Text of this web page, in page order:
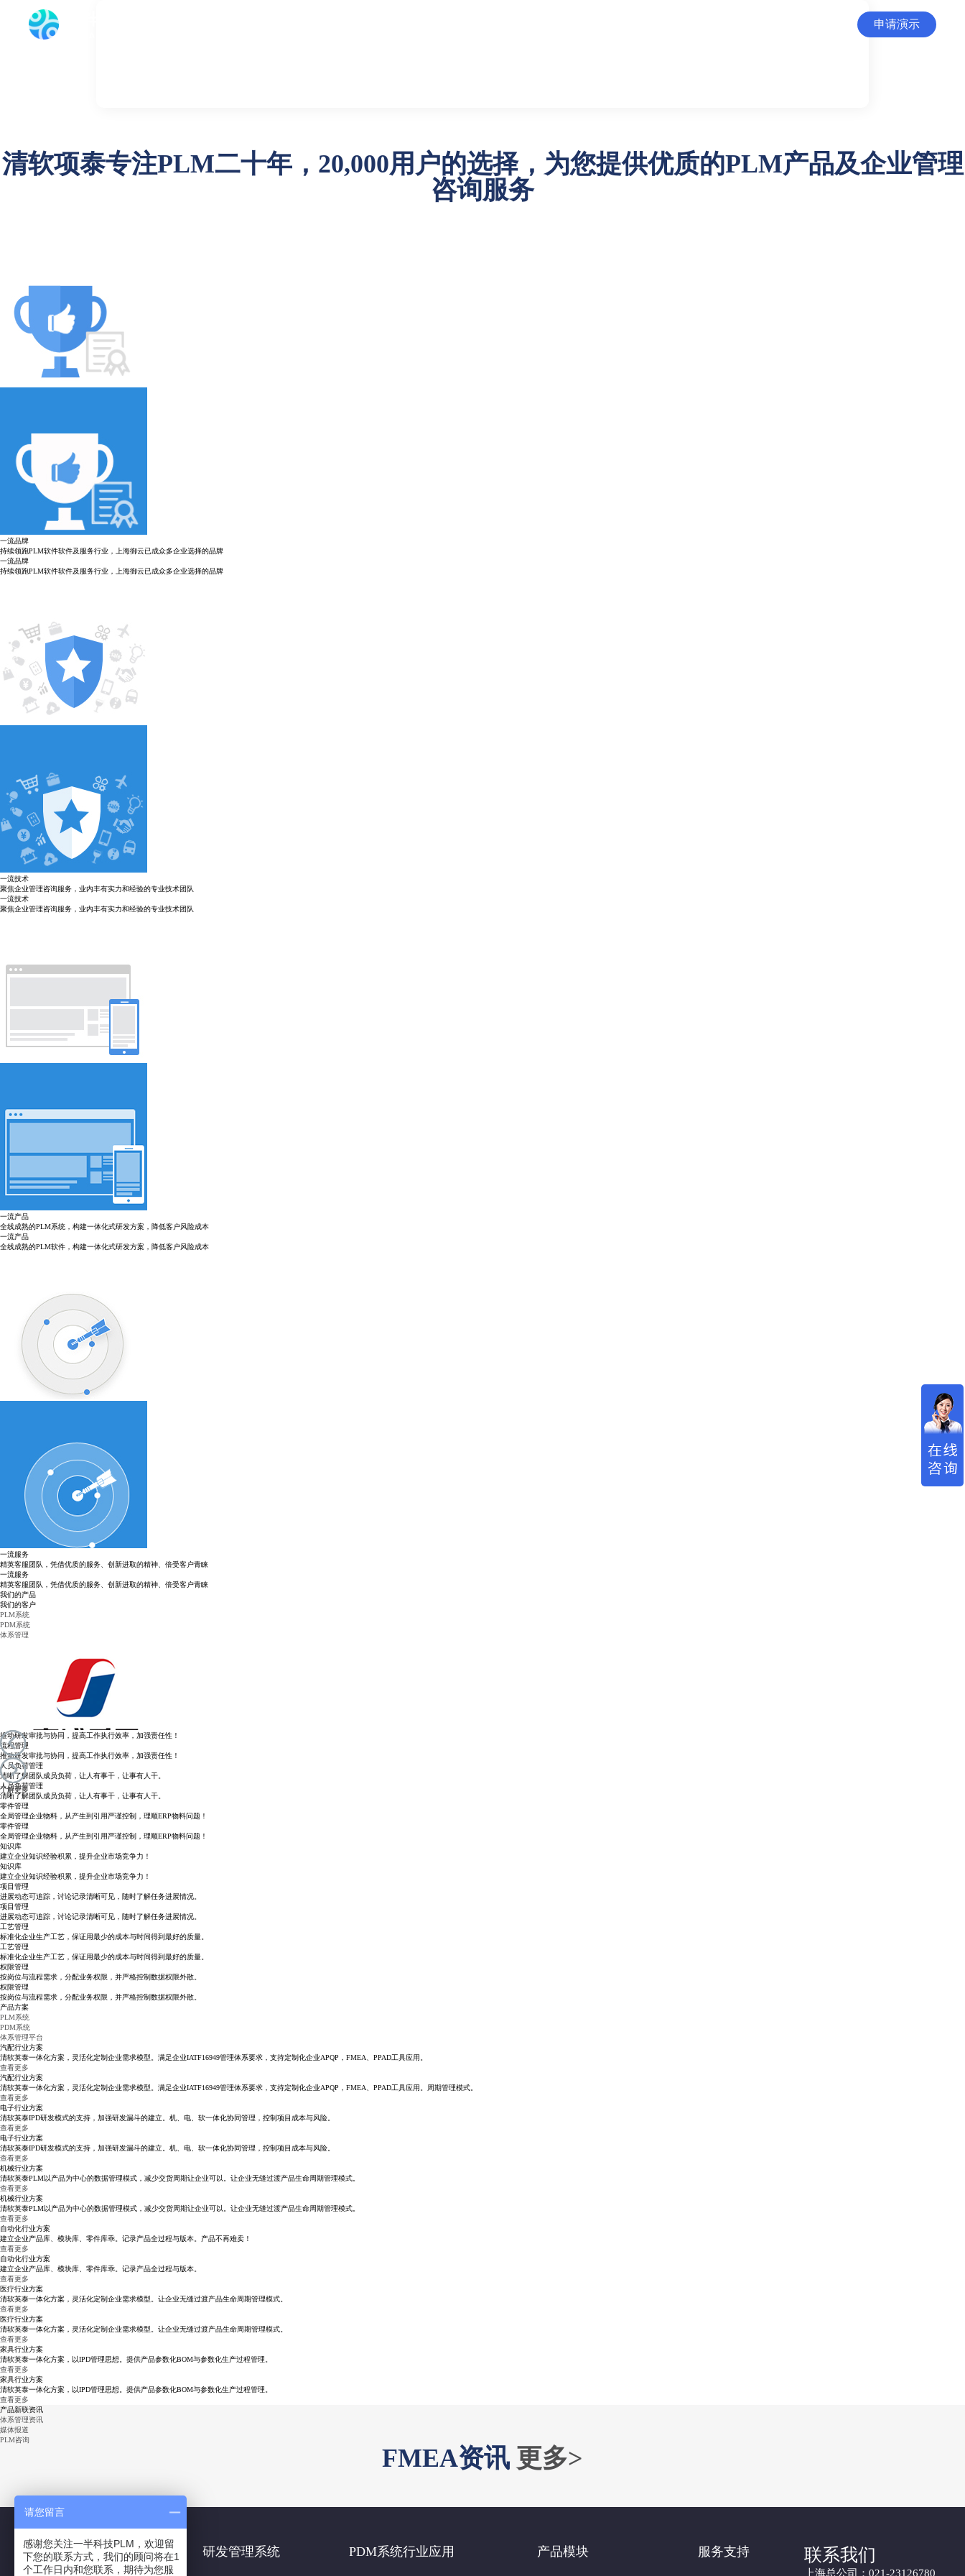
申请演示
清软项泰专注PLM二十年，20,000用户的选择，为您提供优质的PLM产品及企业管理
咨询服务
一流品牌
持续领跑PLM软件软件及服务行业，上海御云已成众多企业选择的品牌
一流品牌
持续领跑PLM软件软件及服务行业，上海御云已成众多企业选择的品牌
一流技术
聚焦企业管理咨询服务，业内丰有实力和经验的专业技术团队
一流技术
聚焦企业管理咨询服务，业内丰有实力和经验的专业技术团队
一流产品
全线成熟的PLM系统，构建一体化式研发方案，降低客户风险成本
一流产品
全线成熟的PLM软件，构建一体化式研发方案，降低客户风险成本
一流服务
精英客服团队，凭借优质的服务、创新进取的精神、倍受客户青睐
一流服务
精英客服团队，凭借优质的服务、创新进取的精神、倍受客户青睐
我们的产品
我们的客户
PLM系统
PDM系统
体系管理
中车PLM：实现企业一体化设计、一体化采购主数据平台
金龙PLM案例：
三一PLM案例：
一拖PLM：从源头达成零件管理
中石化PLM ：
中兴汽车PLM ：
铁科院：
伊利PLM应用：
中国航天二院：
徐工集团队：
了解更多
京城重工PLM：
中集华骏PLM：
聚光科技PLM：
舟山电力局PLM：
东方电气PLM：
了解更多
以BOM为中心，建立产品全数据与二过程管理平台！
以BOM为中心，建立产品全数据与二过程管理平台！
推动研发审批与协同，提高工作执行效率，加强责任性！
流程管理
推动研发审批与协同，提高工作执行效率，加强责任性！
人员负荷管理
清晰了解团队成员负荷 ，让人有事干，让事有人干。
人员负荷管理
清晰了解团队成员负荷 ，让人有事干，让事有人干。
零件管理
全局管理企业物料，从产生到引用严谨控制，理顺ERP物料问题！
零件管理
全局管理企业物料，从产生到引用严谨控制，理顺ERP物料问题！
知识库
建立企业知识经验积累，提升企业市场竞争力！
知识库
建立企业知识经验积累，提升企业市场竞争力！
项目管理
进展动态可追踪，讨论记录清晰可见，随时了解任务进展情况。
项目管理
进展动态可追踪，讨论记录清晰可见，随时了解任务进展情况。
工艺管理
标准化企业生产工艺，保证用最少的成本与时间得到最好的质量。
工艺管理
标准化企业生产工艺，保证用最少的成本与时间得到最好的质量。
权限管理
按岗位与流程需求，分配业务权限，并严格控制数据权限外散。
权限管理
按岗位与流程需求，分配业务权限，并严格控制数据权限外散。
产品方案
PLM系统
PDM系统
体系管理平台
汽配行业方案
清软英泰一体化方案，灵活化定制企业需求模型。满足企业IATF16949管理体系要求，支持定制化企业APQP，FMEA、PPAD工具应用。
查看更多
汽配行业方案
清软英泰一体化方案，灵活化定制企业需求模型。满足企业IATF16949管理体系要求，支持定制化企业APQP，FMEA、PPAD工具应用。周期管理模式。
查看更多
电子行业方案
清软英泰IPD研发模式的支持，加强研发漏斗的建立。机、电、软一体化协同管理，控制项目成本与风险。
查看更多
电子行业方案
清软英泰IPD研发模式的支持，加强研发漏斗的建立。机、电、软一体化协同管理，控制项目成本与风险。
查看更多
机械行业方案
清软英泰PLM以产品为中心的数据管理模式，减少交货周期让企业可以。让企业无缝过渡产品生命周期管理模式。
查看更多
机械行业方案
清软英泰PLM以产品为中心的数据管理模式，减少交货周期让企业可以。让企业无缝过渡产品生命周期管理模式。
查看更多
自动化行业方案
建立企业产品库、模块库、零件库乖。记录产品全过程与版本。产品不再难卖！
查看更多
自动化行业方案
建立企业产品库、模块库、零件库乖。记录产品全过程与版本。
查看更多
医疗行业方案
清软英泰一体化方案，灵活化定制企业需求模型。让企业无缝过渡产品生命周期管理模式。
查看更多
医疗行业方案
清软英泰一体化方案，灵活化定制企业需求模型。让企业无缝过渡产品生命周期管理模式。
查看更多
家具行业方案
清软英泰一体化方案，以IPD管理思想。提供产品参数化BOM与参数化生产过程管理。
查看更多
家具行业方案
清软英泰一体化方案，以IPD管理思想。提供产品参数化BOM与参数化生产过程管理。
查看更多
产品新联资讯
体系管理资讯
媒体报道
PLM咨询
FMEA资讯 更多>
PDM相关关键词 研发管理系统 PDM系统行业应用 产品模块 服务支持 联系我们
上海总公司：021-23126780
请您留言
感谢您关注一半科技PLM，欢迎留
下您的联系方式，我们的顾问将在1
个工作日内和您联系，期待为您服